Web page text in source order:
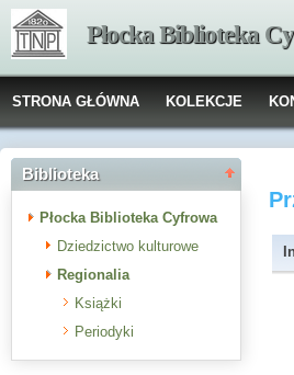
Płocka Biblioteka
STRONA GŁÓWNA KOLEKCJE
Biblioteka
Płocka Biblioteka Cyfrowa
Dziedzictwo kulturowe
Regionalia
Książki
Periodyki